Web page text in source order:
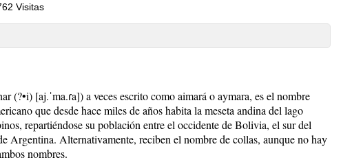
Visitas
(?•i) [aj.ˈma.ɾa]) a veces escrito como aimará o aymara, es el nombre
que desde hace miles de años habita la meseta andina del lago
repartiéndose su población entre el occidente de Bolivia, el sur del
Argentina. Alternativamente, reciben el nombre de collas, aunque no hay
nombres.